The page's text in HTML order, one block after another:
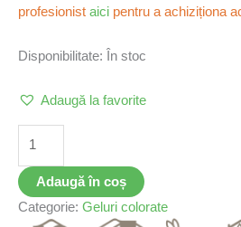
profesionist aici pentru a achiziționa
Disponibilitate: În stoc
Adaugă la favorite
Adaugă în coș
Categorie: Geluri colorate